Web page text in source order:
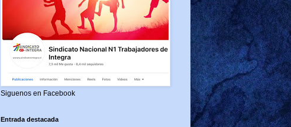
Siguenos en Facebook
Entrada destacada